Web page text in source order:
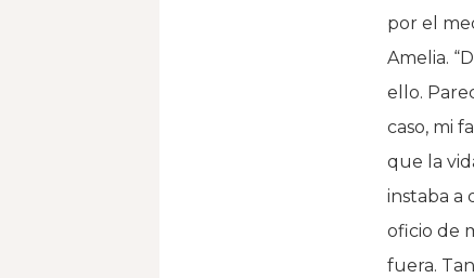
por el
Amelia.
ello.
caso, mi
que la
instaba a
oficio de
fuera.